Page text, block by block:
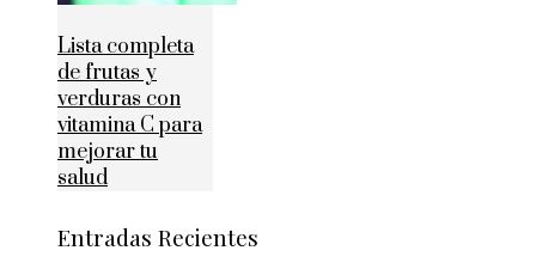
Lista completa
de frutas y
verduras con
vitamina C para
mejorar tu
salud
Entradas Recientes